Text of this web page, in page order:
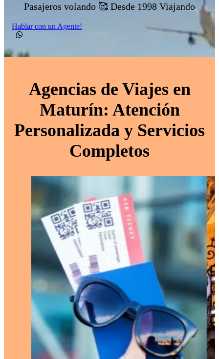
Pasajeros volando 🥰 Desde 1998 Viajando
Hablar con un Agente!
Agencias de Viajes en
Maturín: Atención
Personalizada y Servicios
Completos